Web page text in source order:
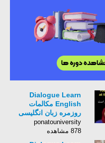
Dialogue Learn
English مکالمات
روزمره زبان انگلیسی
دیالوگ S1E77
ponatouniversity
878 مشاهده